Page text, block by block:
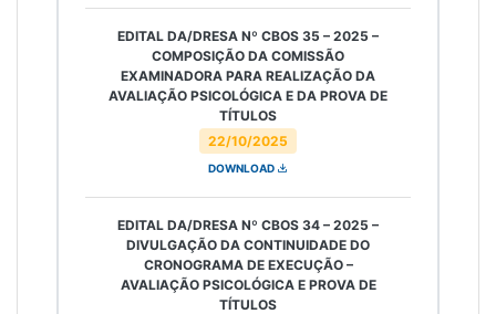
22/10/2025
EDITAL DA/DRESA Nº CBOS 35 – 2025 –
COMPOSIÇÃO DA COMISSÃO
EXAMINADORA PARA REALIZAÇÃO DA
AVALIAÇÃO PSICOLÓGICA E DA PROVA DE
TÍTULOS
DOWNLOAD
EDITAL DA/DRESA Nº CBOS 34 – 2025 –
DIVULGAÇÃO DA CONTINUIDADE DO
CRONOGRAMA DE EXECUÇÃO –
AVALIAÇÃO PSICOLÓGICA E PROVA DE
TÍTULOS